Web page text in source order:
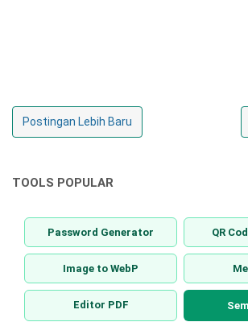
Postingan Lebih Baru
TOOLS POPULAR
Password Generator QR
Image to WebP
Editor PDF